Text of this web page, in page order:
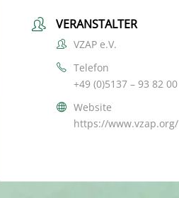
VERANSTALTER
VZAP e.V.
Telefon
+49 (0)5137 – 93 82 00
Website
https://www.vzap.org/